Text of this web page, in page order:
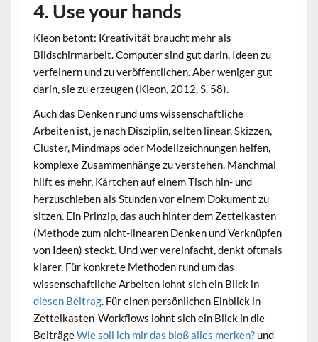
4. Use your hands
Kleon betont: Kreativität braucht mehr als
Bildschirmarbeit. Computer sind gut darin, Ideen zu
verfeinern und zu veröffentlichen. Aber weniger gut
darin, sie zu erzeugen (Kleon, 2012, S. 58).
Auch das Denken rund ums wissenschaftliche
Arbeiten ist, je nach Disziplin, selten linear. Skizzen,
Cluster, Mindmaps oder Modellzeichnungen helfen,
komplexe Zusammenhänge zu verstehen. Manchmal
hilft es mehr, Kärtchen auf einem Tisch hin- und
herzuschieben als Stunden vor einem Dokument zu
sitzen. Ein Prinzip, das auch hinter dem Zettelkasten
(Methode zum nicht-linearen Denken und Verknüpfen
von Ideen) steckt. Und wer vereinfacht, denkt oftmals
klarer. Für konkrete Methoden rund um das
wissenschaftliche Arbeiten lohnt sich ein Blick in
diesen Beitrag. Für einen persönlichen Einblick in
Zettelkasten-Workflows lohnt sich ein Blick in die
BeiträgeWie soll ich mir das bloß alles merken?und